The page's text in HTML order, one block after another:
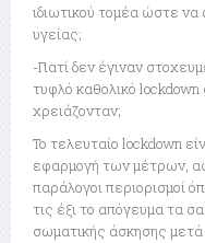
ιδιωτικού τομέα ώστε
υγείας;
-Γιατί δεν έγιναν
τυφλό καθολικό
χρειάζονταν;
Το τελευταίο lockdown
εφαρμογή των μέτρων,
παράλογοι περιορισμοί
τις έξι το απόγευμα τα
σωματικής άσκησης μετά